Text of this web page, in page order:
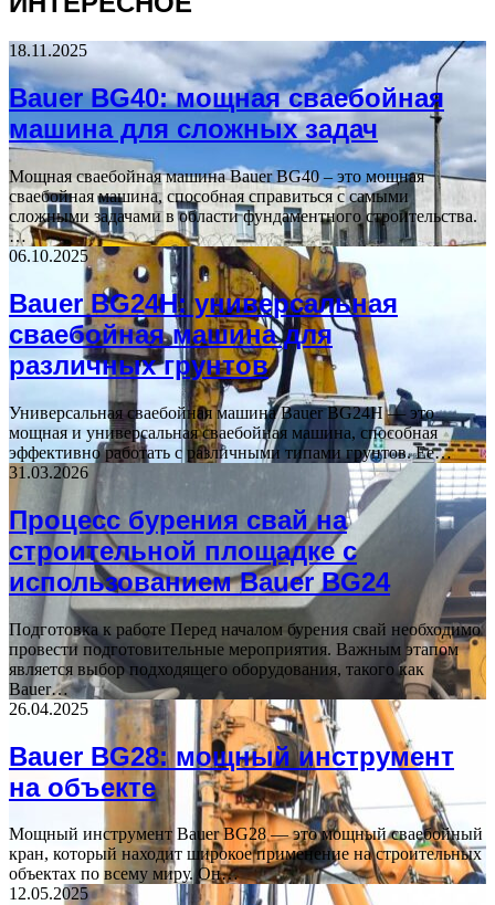
18.11.2025
Bauer BG40: мощная сваебойная
машина для сложных задач
Мощная сваебойная машина Bauer BG40 – это мощная
сваебойная машина, способная справиться с самыми
сложными задачами в области фундаментного строительства.
…
06.10.2025
Bauer BG24H: универсальная
сваебойная машина для
различных грунтов
Универсальная сваебойная машина Bauer BG24H — это
мощная и универсальная сваебойная машина, способная
эффективно работать с различными типами грунтов. Ее…
31.03.2026
Процесс бурения свай на
строительной площадке с
использованием Bauer BG24
Подготовка к работе Перед началом бурения свай необходимо
провести подготовительные мероприятия. Важным этапом
является выбор подходящего оборудования, такого как
Bauer…
26.04.2025
Bauer BG28: мощный инструмент
на объекте
Мощный инструмент Bauer BG28 — это мощный сваебойный
кран, который находит широкое применение на строительных
объектах по всему миру. Он…
12.05.2025